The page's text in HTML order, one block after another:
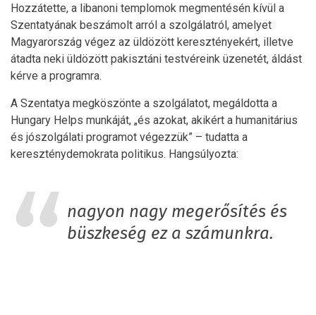
Hozzátette, a libanoni templomok megmentésén kívül a
Szentatyának beszámolt arról a szolgálatról, amelyet
Magyarország végez az üldözött keresztényekért, illetve
átadta neki üldözött pakisztáni testvéreink üzenetét, áldást
kérve a programra.
A Szentatya megköszönte a szolgálatot, megáldotta a
Hungary Helps munkáját, „és azokat, akikért a humanitárius
és jószolgálati programot végezzük” – tudatta a
kereszténydemokrata politikus. Hangsúlyozta:
nagyon nagy megerősítés és
büszkeség ez a számunkra.